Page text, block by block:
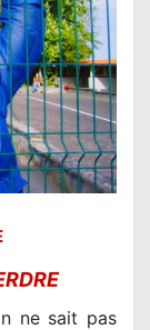
ne sait pas